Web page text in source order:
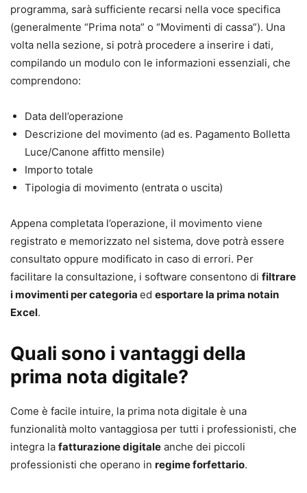
programma, sarà sufficiente recarsi nella voce specifica
(generalmente “Prima nota” o “Movimenti di cassa”). Una
volta nella sezione, si potrà procedere a inserire i dati,
compilando un modulo con le informazioni essenziali, che
comprendono:
Data dell’operazione
Descrizione del movimento (ad es. Pagamento Bolletta
Luce/Canone affitto mensile)
Importo totale
Tipologia di movimento (entrata o uscita)
Appena completata l’operazione, il movimento viene
registrato e memorizzato nel sistema, dove potrà essere
consultato oppure modificato in caso di errori. Per
facilitare la consultazione, i software consentono di filtrare
i movimenti per categoria ed esportare la prima notain
Excel.
Quali sono i vantaggi della
prima nota digitale?
Come è facile intuire, la prima nota digitale è una
funzionalità molto vantaggiosa per tutti i professionisti, che
integra la fatturazione digitale anche dei piccoli
professionisti che operano in regime forfettario.